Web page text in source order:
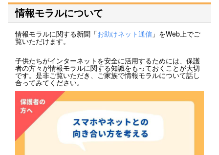
情報モラルについて
情報モラルに関する新聞「お助けネット通信 」をWeb上でご
覧いただけます。
子供たちがインターネットを安全に活用するためには、保護
者の方々が情報モラルに関する知識をもっておくことが大切
です。是非ご覧いただき、ご家族で情報モラルについて話し
合ってみてください。